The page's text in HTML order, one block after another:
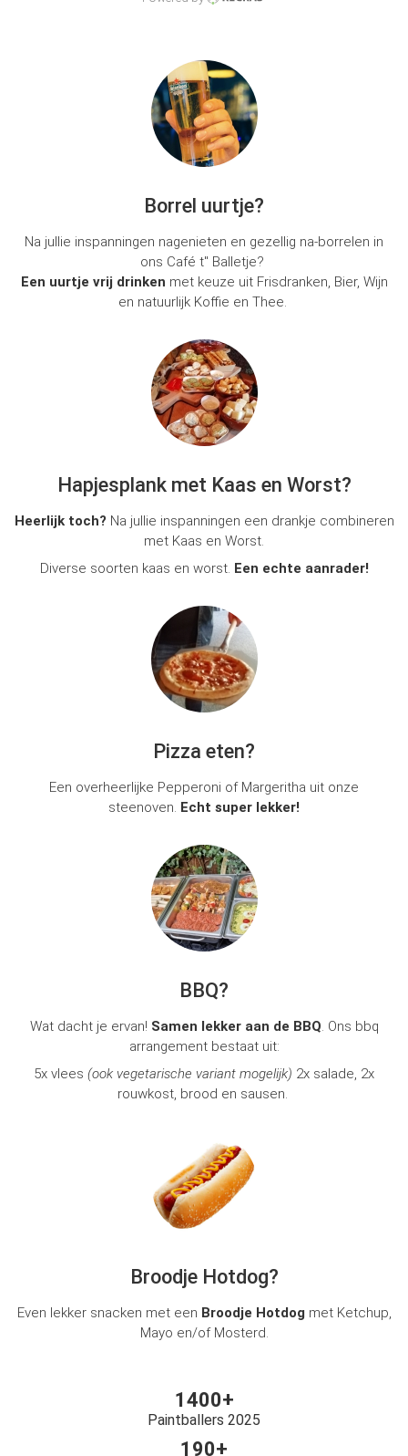
Borrel uurtje?
Na jullie inspanningen nagenieten en gezellig na-borrelen in
ons Café t'' Balletje?
Een uurtje vrij drinken met keuze uit Frisdranken, Bier, Wijn
en natuurlijk Koffie en Thee.
Hapjesplank met Kaas en Worst?
Heerlijk toch? Na jullie inspanningen een drankje combineren
met Kaas en Worst.
Diverse soorten kaas en worst. Een echte aanrader!
Pizza eten?
Een overheerlijke Pepperoni of Margeritha uit onze
steenoven. Echt super lekker!
BBQ?
Wat dacht je ervan! Samen lekker aan de BBQ. Ons bbq
arrangement bestaat uit:
5x vlees (ook vegetarische variant mogelijk) 2x salade, 2x
rouwkost, brood en sausen.
Broodje Hotdog?
Even lekker snacken met een Broodje Hotdog met Ketchup,
Mayo en/of Mosterd.
1400+
Paintballers 2025
190+